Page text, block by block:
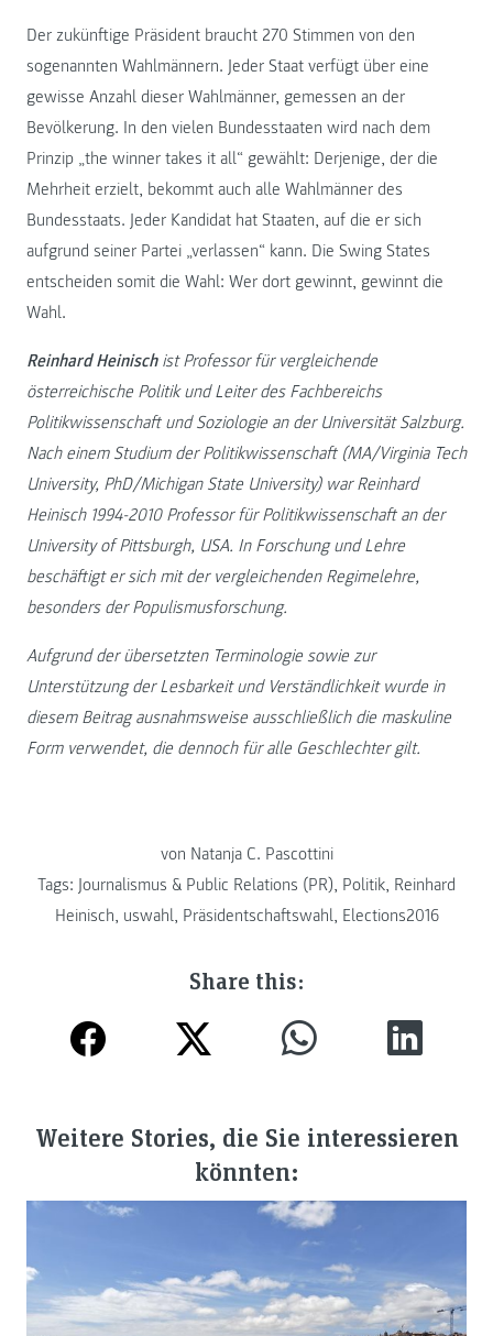
Der zukünftige Präsident braucht 270 Stimmen von den
sogenannten Wahlmännern. Jeder Staat verfügt über eine
gewisse Anzahl dieser Wahlmänner, gemessen an der
Bevölkerung. In den vielen Bundesstaaten wird nach dem
Prinzip „the winner takes it all“ gewählt: Derjenige, der die
Mehrheit erzielt, bekommt auch alle Wahlmänner des
Bundesstaats. Jeder Kandidat hat Staaten, auf die er sich
aufgrund seiner Partei „verlassen“ kann. Die Swing States
entscheiden somit die Wahl: Wer dort gewinnt, gewinnt die
Wahl.
Reinhard Heinischist Professor für vergleichende
österreichische Politik und Leiter des Fachbereichs
Politikwissenschaft und Soziologie an der Universität Salzburg.
Nach einem Studium der Politikwissenschaft (MA/Virginia Tech
University, PhD/Michigan State University) war Reinhard
Heinisch 1994-2010 Professor für Politikwissenschaft an der
University of Pittsburgh, USA. In Forschung und Lehre
beschäftigt er sich mit der vergleichenden Regimelehre,
besonders der Populismusforschung.
Aufgrund der übersetzten Terminologie sowie zur
Unterstützung der Lesbarkeit und Verständlichkeit wurde in
diesem Beitrag ausnahmsweise ausschließlich die maskuline
Form verwendet, die dennoch für alle Geschlechter gilt.
von Natanja C. Pascottini
Tags: Journalismus & Public Relations (PR), Politik, Reinhard
Heinisch, uswahl, Präsidentschaftswahl, Elections2016
Share this:
Weitere Stories, die Sie interessieren
könnten: